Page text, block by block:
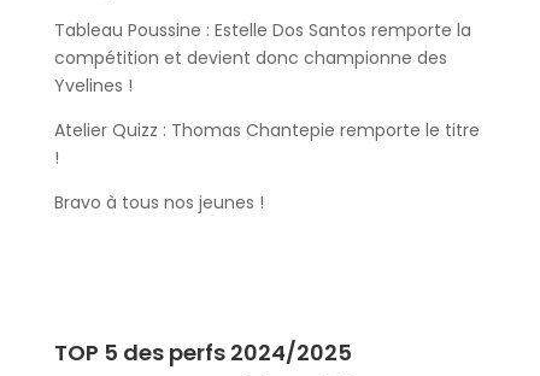
Tableau Poussine : Estelle Dos Santos remporte la
compétition et devient donc championne des
Yvelines !
Atelier Quizz : Thomas Chantepie remporte le titre
!
Bravo à tous nos jeunes !
TOP 5 des perfs 2024/2025